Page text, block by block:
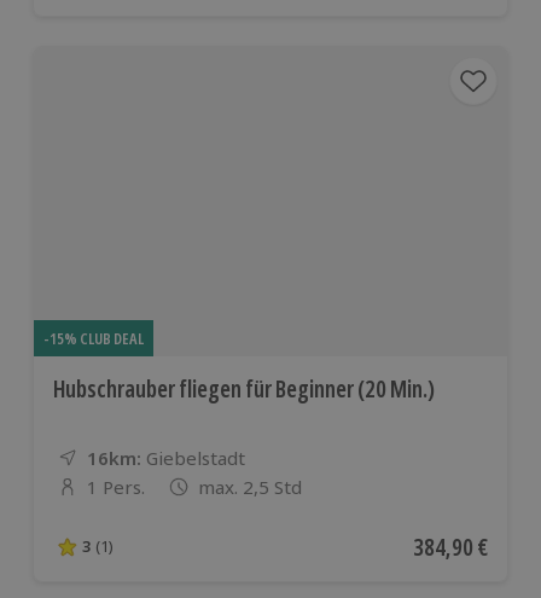
-15% CLUB DEAL
Hubschrauber fliegen für Beginner (20 Min.)
16km: Entfernung
Standort
Giebelstadt
Anzahl der Teilnehmer
1 Pers. max. 2,5 Std
3 von 5 Sternen basierend auf 1 Bewertungen
3 (1) Aktueller Preis
384,90 €